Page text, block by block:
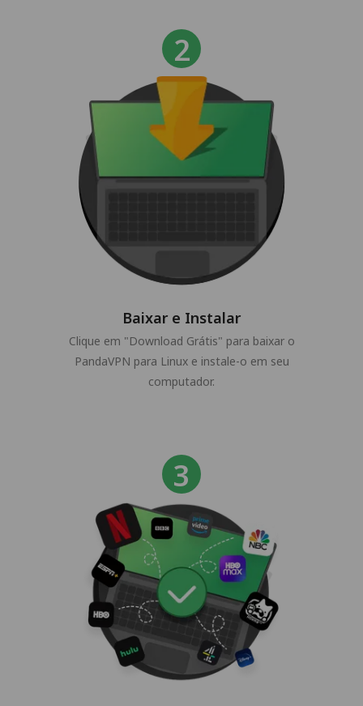
Baixar e Instalar
Clique em "Download Grátis" para baixar o
PandaVPN para Linux e instale-o em seu
computador.